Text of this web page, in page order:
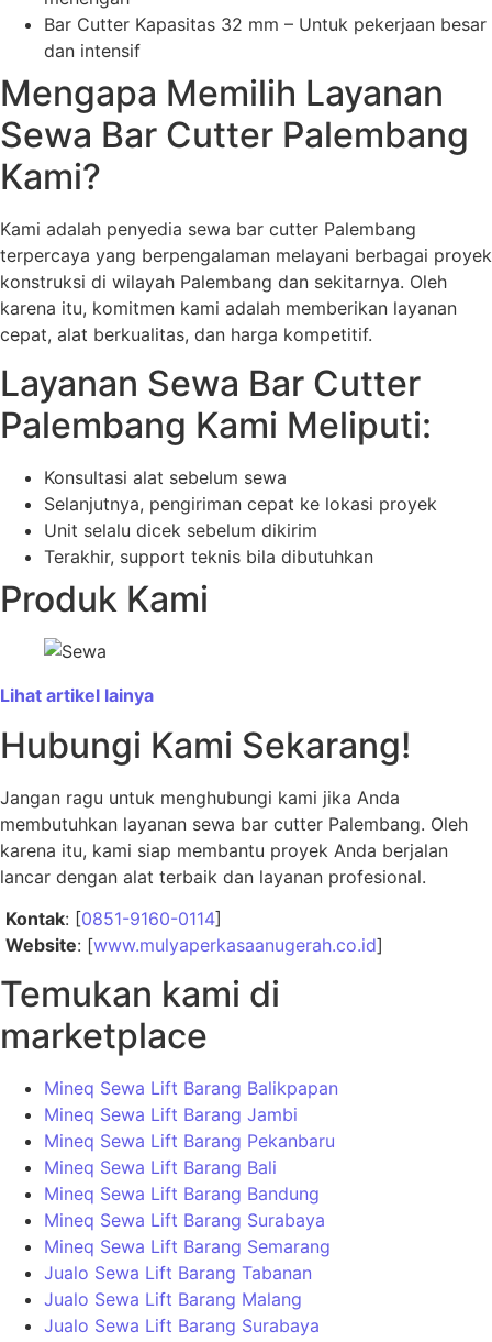
Bar Cutter Kapasitas 32 mm – Untuk pekerjaan besar
dan intensif
Mengapa Memilih Layanan
Sewa Bar Cutter Palembang
Kami?
Kami adalah penyedia sewa bar cutter Palembang
terpercaya yang berpengalaman melayani berbagai proyek
konstruksi di wilayah Palembang dan sekitarnya. Oleh
karena itu, komitmen kami adalah memberikan layanan
cepat, alat berkualitas, dan harga kompetitif.
Layanan Sewa Bar Cutter
Palembang Kami Meliputi:
Konsultasi alat sebelum sewa
Selanjutnya, pengiriman cepat ke lokasi proyek
Unit selalu dicek sebelum dikirim
Terakhir, support teknis bila dibutuhkan
Produk Kami
Lihat artikel lainya
Hubungi Kami Sekarang!
Jangan ragu untuk menghubungi kami jika Anda
membutuhkan layanan sewa bar cutter Palembang. Oleh
karena itu, kami siap membantu proyek Anda berjalan
lancar dengan alat terbaik dan layanan profesional.
Kontak: [0851-9160-0114]
Website: [www.mulyaperkasaanugerah.co.id]
Temukan kami di
marketplace
Mineq Sewa Lift Barang Balikpapan
Mineq Sewa Lift Barang Jambi
Mineq Sewa Lift Barang Pekanbaru
Mineq Sewa Lift Barang Bali
Mineq Sewa Lift Barang Bandung
Mineq Sewa Lift Barang Surabaya
Mineq Sewa Lift Barang Semarang
Jualo Sewa Lift Barang Tabanan
Jualo Sewa Lift Barang Malang
Jualo Sewa Lift Barang Surabaya